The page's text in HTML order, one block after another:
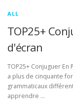
ALL
TOP25+
d'écran
TOP25+ Conjuguer
a plus de cinquante
grammaticaux
apprendre …